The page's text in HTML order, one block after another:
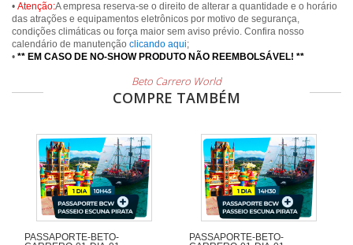
• Atenção:A empresa reserva-se o direito de alterar a quantidade e o horário
das atrações e equipamentos eletrônicos por motivo de segurança,
condições climáticas ou força maior sem aviso prévio. Confira nosso
calendário de manutenção clicando aqui;
• ** EM CASO DE NO-SHOW PRODUTO NÃO REEMBOLSÁVEL! **
Beto Carrero World
COMPRE TAMBÉM
PASSAPORTE-BETO-
PASSAPORTE-BETO-